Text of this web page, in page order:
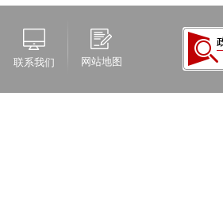
联系我们 网站地图